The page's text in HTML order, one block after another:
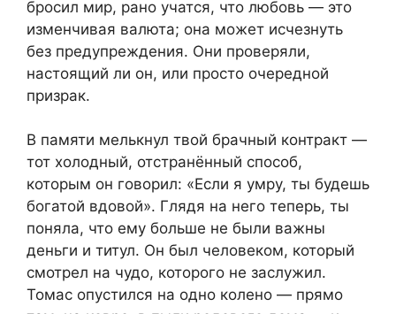
бросил мир, рано учатся, что любовь — это
изменчивая валюта; она может исчезнуть
без предупреждения. Они проверяли,
настоящий ли он, или просто очередной
призрак.
В памяти мелькнул твой брачный контракт —
тот холодный, отстранённый способ,
которым он говорил: «Если я умру, ты будешь
богатой вдовой». Глядя на него теперь, ты
поняла, что ему больше не были важны
деньги и титул. Он был человеком, который
смотрел на чудо, которого не заслужил.
Томас опустился на одно колено — прямо